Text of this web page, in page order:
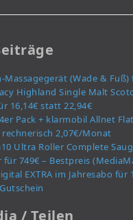
Massagegerät (Wade & Fuß)
Highland Single Malt
16,14€ statt 22,94€
Pack + klarmobil Allnet
2,07€/Monat
Ultra Roller Complete
749€ – Bestpreis
EXTRA im Jahresabo für
/ Teilen